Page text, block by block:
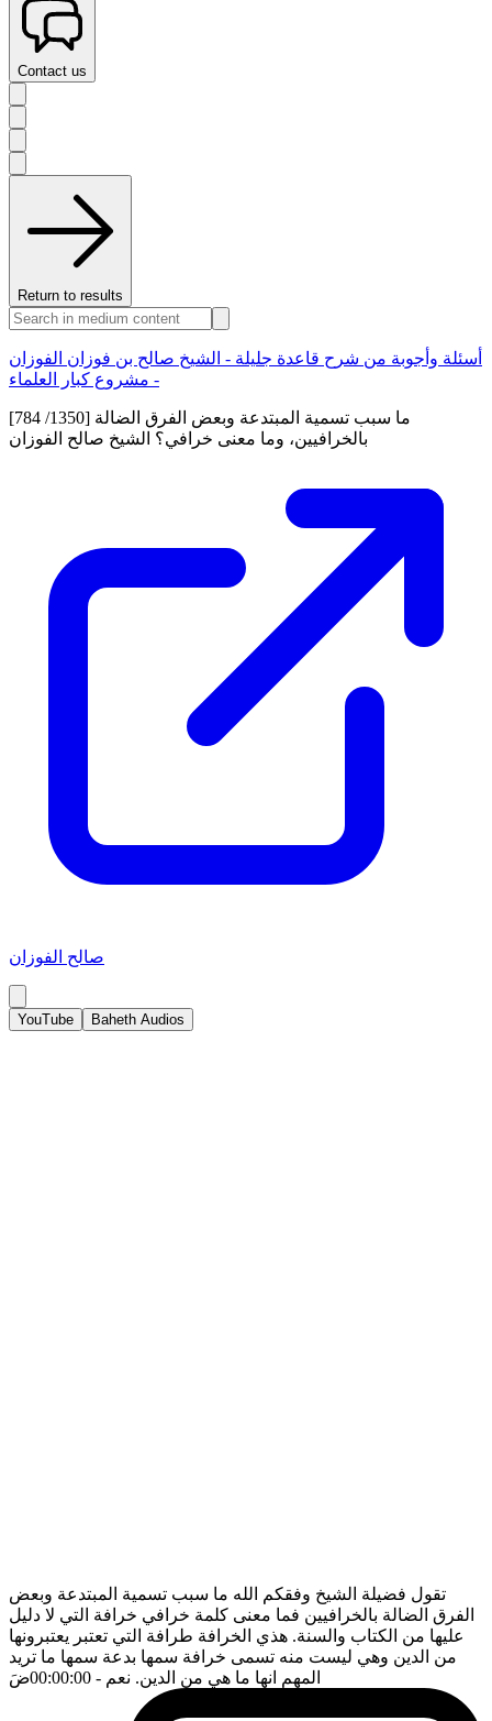
Contact us
Return to results
أسئلة وأجوبة من شرح قاعدة جليلة - الشيخ صالح بن فوزان الفوزان
- مشروع كبار العلماء
[784 /1350] ما سبب تسمية المبتدعة وبعض الفرق الضالة
بالخرافيين، وما معنى خرافي؟ الشيخ صالح الفوزان
صالح الفوزان
YouTube Baheth Audios
تقول فضيلة الشيخ وفقكم الله ما سبب تسمية المبتدعة وبعض
الفرق الضالة بالخرافيين فما معنى كلمة خرافي خرافة التي لا دليل
عليها من الكتاب والسنة. هذي الخرافة طرافة التي تعتبر يعتبرونها
من الدين وهي ليست منه تسمى خرافة سمها بدعة سمها ما تريد
المهم انها ما هي من الدين. نعم - 00:00:00 ضَ